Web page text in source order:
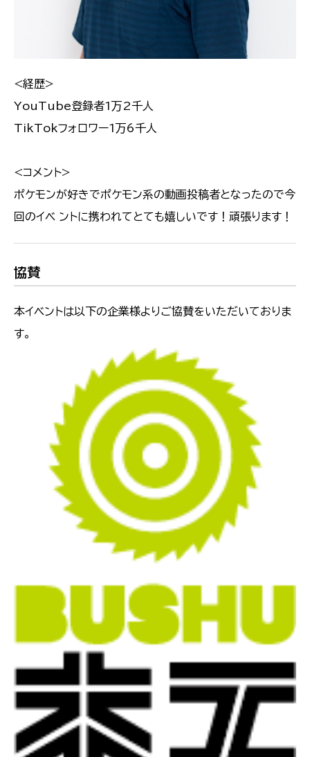
<経歴>
YouTube登録者1万2千人
TikTokフォロワー1万6千人
<コメント>
ポケモンが好きでポケモン系の動画投稿者となったので今
回のイベ ントに携われてとても嬉しいです！頑張ります！
協賛
本イベントは以下の企業様よりご協賛をいただいておりま
す。